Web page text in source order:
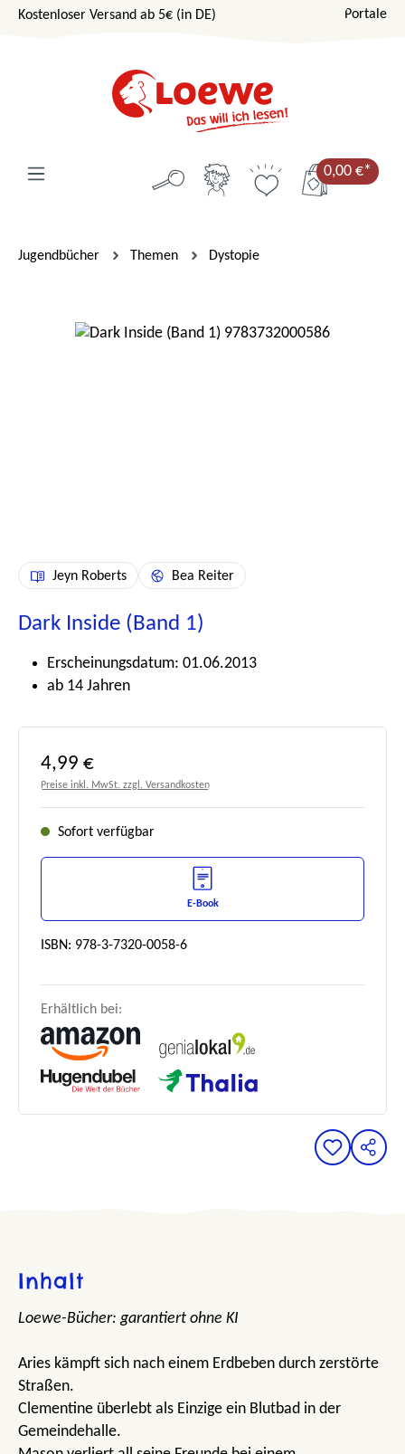
Zum Hauptinhalt springen
Kostenloser Versand ab 5€ (in DE) Portale
0,00 €*
Jugendbücher Themen Dystopie
Bildergalerie überspringen
Jeyn Roberts Bea Reiter
Dark Inside (Band 1)
Erscheinungsdatum: 01.06.2013
ab 14 Jahren
Regulärer Preis:
4,99 €
Preise inkl. MwSt. zzgl. Versandkosten
Sofort verfügbar
E-Book
ISBN: 978-3-7320-0058-6
Erhältlich bei:
Inhalt
Loewe-Bücher: garantiert ohne KI
Aries kämpft sich nach einem Erdbeben durch zerstörte
Straßen.
Clementine überlebt als Einzige ein Blutbad in der
Gemeindehalle.